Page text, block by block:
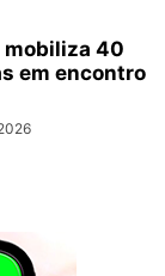
mobiliza 40
em encontro